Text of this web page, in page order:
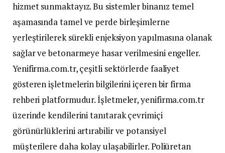
hizmet sunmaktayız. Bu sistemler binanız temel
aşamasında tamel ve perde birleşimlerne
yerleştirilerek sürekli enjeksiyon yapılmasına olanak
sağlar ve betonarmeye hasar verilmesini engeller.
Yenifirma.com.tr, çeşitli sektörlerde faaliyet
gösteren işletmelerin bilgilerini içeren bir firma
rehberi platformudur. İşletmeler, yenifirma.com.tr
üzerinde kendilerini tanıtarak çevrimiçi
görünürlüklerini artırabilir ve potansiyel
müşterilere daha kolay ulaşabilirler. Poliüretan